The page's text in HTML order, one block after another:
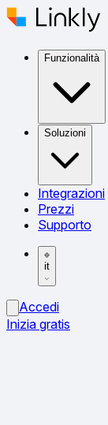
Funzionalità
Soluzioni
Integrazioni
Prezzi
Supporto
it
Accedi
Inizia gratis